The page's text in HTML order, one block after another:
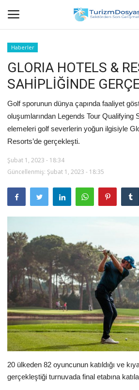
Anasayfa
Bize Ulaşın
Künye
Halil ÖNCÜ kimdir?
KVKK Aydınlatma Metni
Haberler
Görüntülü
Araştırma - İnceleme
Lezzet Durakları
Röportajlar
Gezi - Yorum
Sizlerden Gelenler
Yorumlar
Haberler
GLORIA HOTELS &
SAHİPLİĞİNDE
Golf sporunun dünya çapında faaliyet
oluşumlarından Legends Tour Qualifying
elemeleri golf severlerin yoğun ilgisiyle
Resorts’de gerçekleşti.
Şubat 1, 2023 - 18:34
Güncellenmiş: Şubat 1, 2023 - 18:35
20 ülkeden 82 oyuncunun katıldığı ve
gerçekleştiği turnuvada final etabına